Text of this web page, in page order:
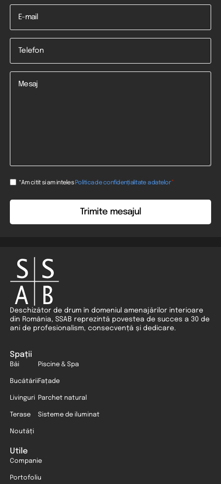
Email
Telefon
Mesaj
Consent
*Am citit si am inteles Politica de confidențialitate a datelor*
Deschizător de drum în domeniul amenajărilor interioare
din România, SSAB reprezintă povestea de succes a 30 de
ani de profesionalism, consecvență și dedicare.
Spații
Băi
Bucătării
Livinguri
Terase
Noutăți
Piscine & Spa
Fațade
Parchet natural
Sisteme de iluminat
Utile
Companie
Portofoliu